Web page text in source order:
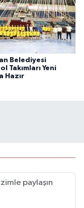
Belediyesi
Takımları Yeni
Hazır